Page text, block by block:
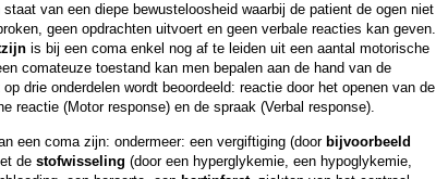
van een diepe bewusteloosheid waarbij de patient de ogen niet
geen opdrachten uitvoert en geen verbale reacties kan geven.
is bij een coma enkel nog af te leiden uit een aantal motorische
comateuze toestand kan men bepalen aan de hand van de
drie onderdelen wordt beoordeeld: reactie door het openen van de
reactie (Motor response) en de spraak (Verbal response).
een coma zijn: ondermeer: een vergiftiging (door bijvoorbeeld
de stofwisseling (door een hyperglykemie, een hypoglykemie,